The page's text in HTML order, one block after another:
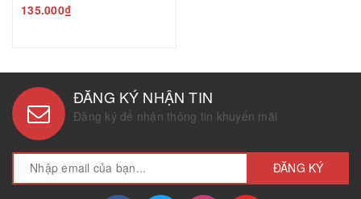
135.000₫
ĐĂNG KÝ NHẬN TIN
Đăng ký để nhận thông tin khuyến mãi
ĐĂNG KÝ